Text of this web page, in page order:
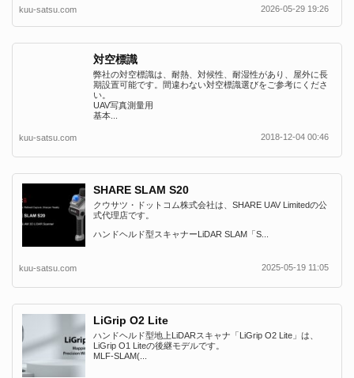
kuu-satsu.com 2026-05-29 19:26
対空標識
弊社の対空標識は、耐熱、対候性、耐湿性があり、屋外に長
期設置可能です。間違わない対空標識選びをご参考にくださ
い。
UAV写真測量用
基本...
kuu-satsu.com 2018-12-04 00:46
SHARE SLAM S20
クウサツ・ドットコム株式会社は、SHARE UAV Limitedの公
式代理店です。
ハンドヘルド型スキャナーLiDAR SLAM「S...
kuu-satsu.com 2025-05-19 11:05
LiGrip O2 Lite
ハンドヘルド型地上LiDARスキャナ「LiGrip O2 Lite」は、
LiGrip O1 Liteの後継モデルです。
MLF-SLAM(...